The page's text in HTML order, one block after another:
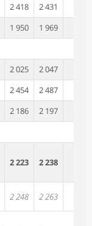
2 418
2 431
1 950 1 969
2 025
2 047
2 454
2 487
2 186 2 197
2 223 2 238
2 248 2 263